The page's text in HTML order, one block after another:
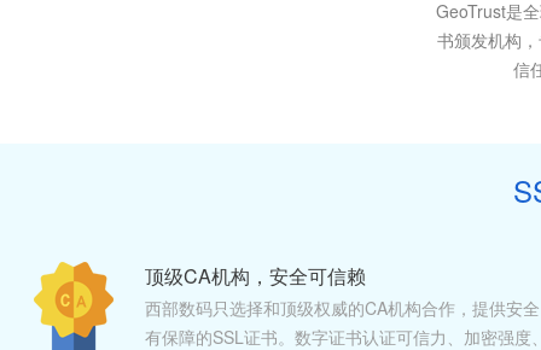
GeoTrust是
书颁发机构
信
顶级CA机构，安全可信赖
西部数码只选择和顶级权威的CA机构合作，提供安全
有保障的SSL证书。数字证书认证可信力、加密强度